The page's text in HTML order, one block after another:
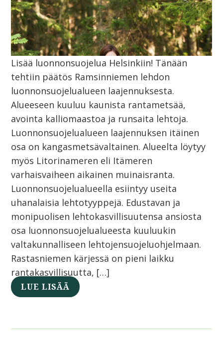
Lisää luonnonsuojelua Helsinkiin! Tänään
tehtiin päätös Ramsinniemen lehdon
luonnonsuojelualueen laajennuksesta.
Alueeseen kuuluu kaunista rantametsää,
avointa kalliomaastoa ja runsaita lehtoja.
Luonnonsuojelualueen laajennuksen itäinen
osa on kangasmetsävaltainen. Alueelta löytyy
myös Litorinameren eli Itämeren
varhaisvaiheen aikainen muinaisranta.
Luonnonsuojelualueella esiintyy useita
uhanalaisia lehtotyyppejä. Edustavan ja
monipuolisen lehtokasvillisuutensa ansiosta
osa luonnonsuojelualueesta kuuluukin
valtakunnalliseen lehtojensuojeluohjelmaan.
Rastasniemen kärjessä on pieni laikku
rantakasvillisuutta, […]
LUE LISÄÄ